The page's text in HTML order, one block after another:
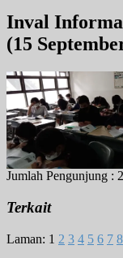
Inval
(15
Jumlah Pengunjung :
Terkait
Laman: 1 2 3 4 5 6 7 8